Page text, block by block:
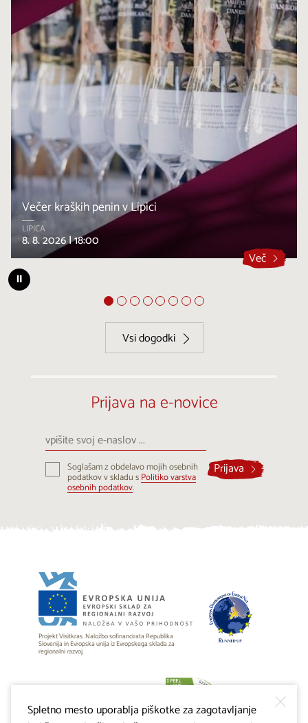
Večer kraških penin v Lipici
LIPICA
8. 8. 2026 |18:00
Več
⏸
Vsi dogodki
Prijava na e-novice
vpišite
svoj
e-
naslovSoglašam z obdelavo mojih osebnih
podatkov v skladu sPolitiko varstva
osebnih podatkov.
Prijava
Projekt Visitkras. Naložbo sofinancirata Republika
Slovenija in Evropska unija iz Evropskega sklada za
regionalni razvoj.
Spletno mesto uporablja piškotke za zagotavljanje